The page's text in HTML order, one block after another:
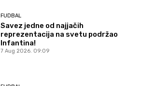
FUDBAL
Savez jedne od najjačih
reprezentacija na svetu podržao
Infantina!
7 Aug 2026. 09:09